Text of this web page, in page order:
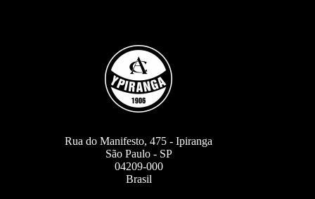
Rua do Manifesto, 475 - Ipiranga
São Paulo - SP
04209-000
Brasil